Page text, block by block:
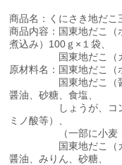
商品名：くにさき地だこ
商品内容：国東地だこ
煮込み）100ｇ×１袋、
国東地だこ（カボ
原材料名：国東地だこ
国東地だこ（醤油煮
醤油、砂糖、食塩、
しょうが、コンブ
ミノ酸等）、
（一部に小麦・大
国東地だこ（カボス
醤油、みりん、砂糖、